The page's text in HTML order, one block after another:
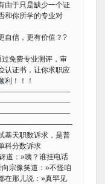
由于只是缺少一个证
和你所学的专业对
自信，更有价值？?
免费专业测评，审
认证书，让你求职应
利！！！
天职数诉求，是普
科分数诉求
：»咦？谁挂电话
宗豫笑道：»不怪咱
在那儿说：»真罕见